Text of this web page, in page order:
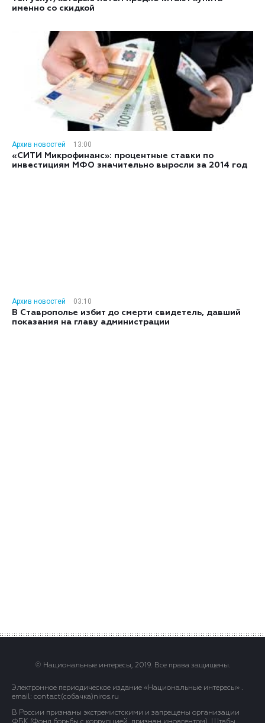
именно со скидкой
Архив новостей
13:00
«СИТИ Микрофинанс»: процентные ставки по
инвестициям МФО значительно выросли за 2014 год
Архив новостей
03:10
В Ставрополье избит до смерти свидетель, давший
показания на главу администрации
© Национальные интересы, 2019. Все права защищены.
Электронное периодическое издание «Национальные интересы» .
email: contact(сoбaчка)niros.ru
В России признаны экстремистскими и запрещены организации